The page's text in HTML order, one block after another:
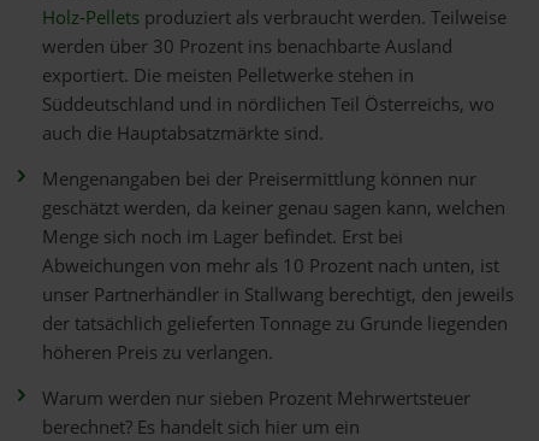
Holz-Pellets produziert als verbraucht werden. Teilweise
werden über 30 Prozent ins benachbarte Ausland
exportiert. Die meisten Pelletwerke stehen in
Süddeutschland und in nördlichen Teil Österreichs, wo
auch die Hauptabsatzmärkte sind.
Mengenangaben bei der Preisermittlung können nur
geschätzt werden, da keiner genau sagen kann, welchen
Menge sich noch im Lager befindet. Erst bei
Abweichungen von mehr als 10 Prozent nach unten, ist
unser Partnerhändler in Stallwang berechtigt, den jeweils
der tatsächlich gelieferten Tonnage zu Grunde liegenden
höheren Preis zu verlangen.
Warum werden nur sieben Prozent Mehrwertsteuer
berechnet? Es handelt sich hier um ein